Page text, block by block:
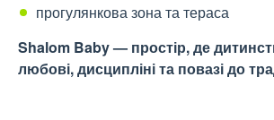
прогулянкова зона та тераса
Shalom Baby — простір, де
любові, дисципліні та повазі до